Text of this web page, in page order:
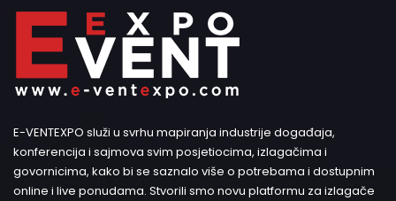
E-VENTEXPO služi u svrhu mapiranja industrije događaja,
konferencija i sajmova svim posjetiocima, izlagačima i
govornicima, kako bi se saznalo više o potrebama i dostupnim
online i live ponudama. Stvorili smo novu platformu za izlagače